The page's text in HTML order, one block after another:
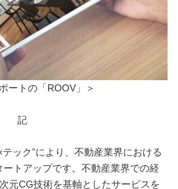
ートの「ROOV」＞
記
ック”により、不動産業界における
トアップです。不動産業界での経
元CG技術を基軸としたサービスを